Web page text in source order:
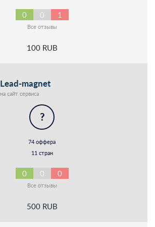
0 0 1
Все отзывы
100 RUB
Lead-magnet
на сайт сервиса
?
74 оффера
11 стран
0 0 0
Все отзывы
500 RUB